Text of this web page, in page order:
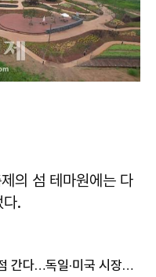
의 섬 테마원에는 다
.
전남광주 전통주, 인천공항 면세점 간다…독일·미국 시장도 '노크'